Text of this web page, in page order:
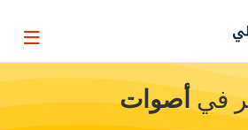
Page
في أصوات